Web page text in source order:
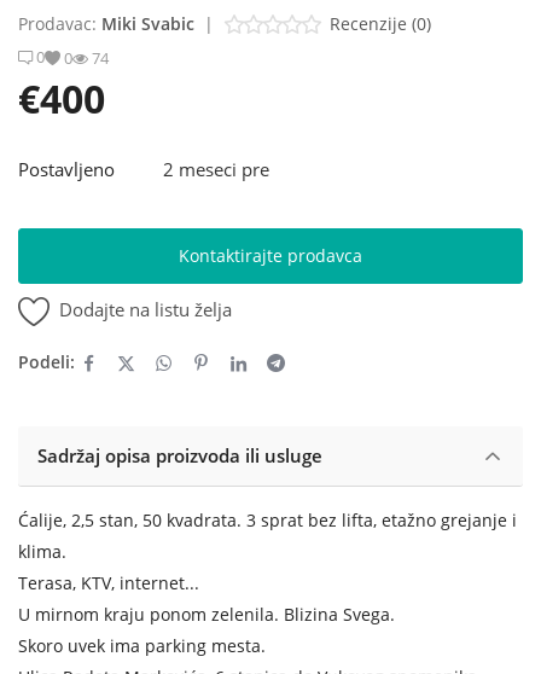
Prodavac: Miki Svabic | Recenzije (0)
0 0 74
€400
Postavljeno 2 meseci pre
Kontaktirajte prodavca
Dodajte na listu želja
Podeli:
Sadržaj opisa proizvoda ili usluge
Ćalije, 2,5 stan, 50 kvadrata. 3 sprat bez lifta, etažno grejanje i
klima.
Terasa, KTV, internet...
U mirnom kraju ponom zelenila. Blizina Svega.
Skoro uvek ima parking mesta.